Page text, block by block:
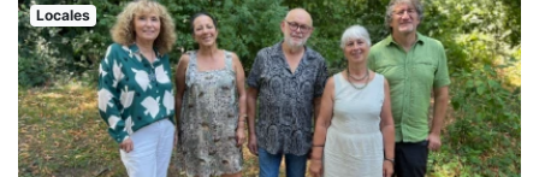
Locales